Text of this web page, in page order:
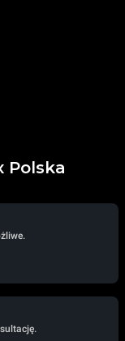
Polska